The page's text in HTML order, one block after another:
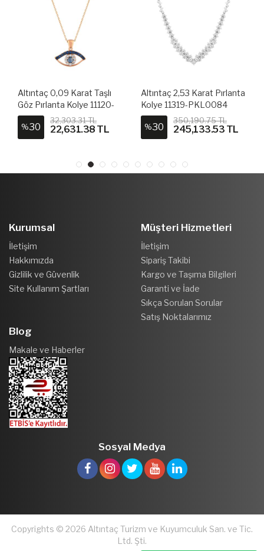
Altıntaç 2,53 Karat Pırlanta
Kolye 11319-PKL0084
%30
350,190.75 TL
245,133.53 TL
Altıntaç 0,82 Karat Damla
Yakut Kolye 10909-
PKL0020
%25
28,110.55 TL
21,106.74 TL
Kurumsal
İletişim
Hakkımızda
Gizlilik ve Güvenlik
Site Kullanım Şartları
Müşteri Hizmetleri
İletişim
Sipariş Takibi
Kargo ve Taşıma Bilgileri
Garanti ve İade
Sıkça Sorulan Sorular
Satış Noktalarımız
Blog
Makale ve Haberler
Sosyal Medya
Copyrights © 2026 Altıntaç Turizm ve Kuyumculuk San. ve Tic.
Ltd. Şti.